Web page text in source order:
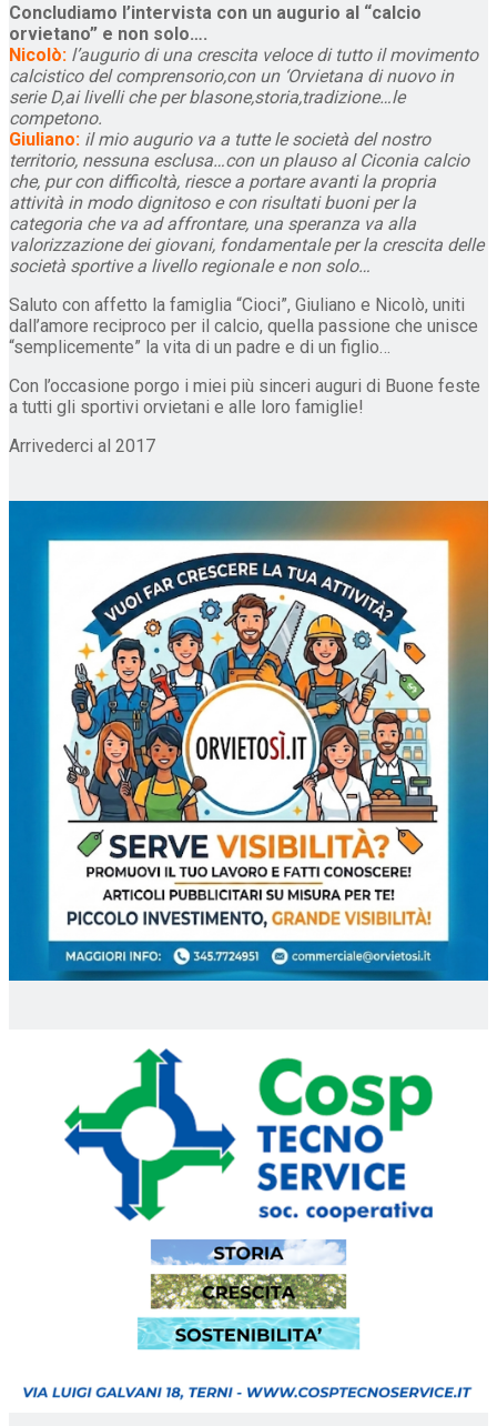
Concludiamo l’intervista con un augurio al “calcio
orvietano” e non solo….
Nicolò: l’augurio di una crescita veloce di tutto il movimento
calcistico del comprensorio,con un ‘Orvietana di nuovo in
serie D,ai livelli che per blasone,storia,tradizione…le
competono.
Giuliano: il mio augurio va a tutte le società del nostro
territorio, nessuna esclusa…con un plauso al Ciconia calcio
che, pur con difficoltà, riesce a portare avanti la propria
attività in modo dignitoso e con risultati buoni per la
categoria che va ad affrontare, una speranza va alla
valorizzazione dei giovani, fondamentale per la crescita delle
società sportive a livello regionale e non solo…
Saluto con affetto la famiglia “Cioci”, Giuliano e Nicolò, uniti
dall’amore reciproco per il calcio, quella passione che unisce
“semplicemente” la vita di un padre e di un figlio…
Con l’occasione porgo i miei più sinceri auguri di Buone feste
a tutti gli sportivi orvietani e alle loro famiglie!
Arrivederci al 2017